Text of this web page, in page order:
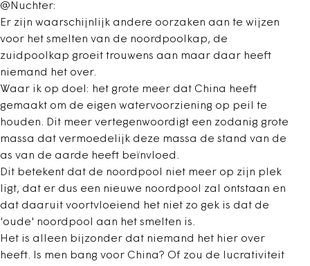
@Nuchter:
Er zijn waarschijnlijk andere oorzaken aan te wijzen
voor het smelten van de noordpoolkap, de
zuidpoolkap groeit trouwens aan maar daar heeft
niemand het over.
Waar ik op doel: het grote meer dat China heeft
gemaakt om de eigen watervoorziening op peil te
houden. Dit meer vertegenwoordigt een zodanig grote
massa dat vermoedelijk deze massa de stand van de
as van de aarde heeft beïnvloed.
Dit betekent dat de noordpool niet meer op zijn plek
ligt, dat er dus een nieuwe noordpool zal ontstaan en
dat daaruit voortvloeiend het niet zo gek is dat de
'oude' noordpool aan het smelten is.
Het is alleen bijzonder dat niemand het hier over
heeft. Is men bang voor China? Of zou de lucrativiteit